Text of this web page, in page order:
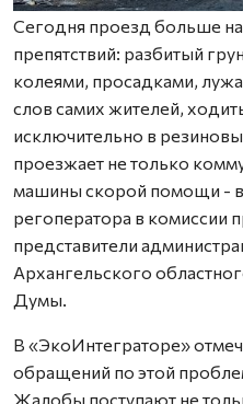
Сегодня проезд больше
препятствий: разбитый
колеями, просадками,
слов самих жителей,
исключительно в
проезжает не только
машины скорой помощи -
регоператора в комиссии
представители
Архангельского
Думы.
В «ЭкоИнтеграторе»
обращений по этой
Жалобы поступают не